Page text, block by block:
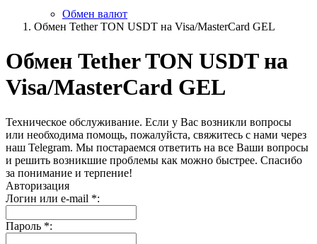
Обмен валют
Обмен Tether TON USDT на Visa/MasterCard GEL
Обмен Tether TON USDT на
Visa/MasterCard GEL
Техническое обслуживание. Если у Вас возникли вопросы
или необходима помощь, пожалуйста, свяжитесь с нами через
наш Telegram. Мы постараемся ответить на все Ваши вопросы
и решить возникшие проблемы как можно быстрее. Спасибо
за понимание и терпение!
Авторизация
Логин или e-mail *:
Пароль *: